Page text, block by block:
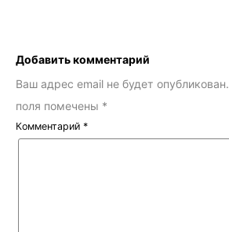
Добавить комментарий
Ваш адрес email не будет опубликован.
поля помечены *
Комментарий *